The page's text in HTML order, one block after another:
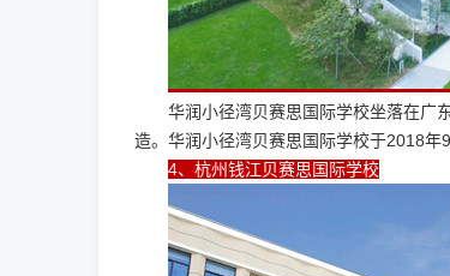
华润小径湾贝赛思国际学校坐落在广
造。华润小径湾贝赛思国际学校于2018年
4、杭州钱江贝赛思国际学校